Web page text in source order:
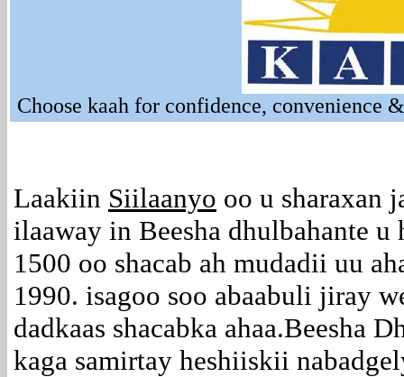
Choose kaah for confidence, convenience
Laakiin Siilaanyo oo u sharaxan
ilaaway in Beesha dhulbahante
1500 oo shacab ah mudadii uu
1990. isagoo soo abaabuli jiray
dadkaas shacabka ahaa.Beesha
kaga samirtay heshiiskii